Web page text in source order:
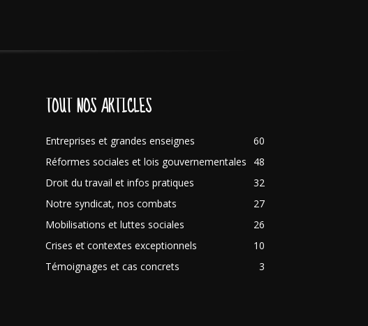
TOUT NOS ARTICLES
Entreprises et grandes enseignes
60
Réformes sociales et lois gouvernementales
48
Droit du travail et infos pratiques
32
Notre syndicat, nos combats
27
Mobilisations et luttes sociales
26
Crises et contextes exceptionnels
10
Témoignages et cas concrets
3